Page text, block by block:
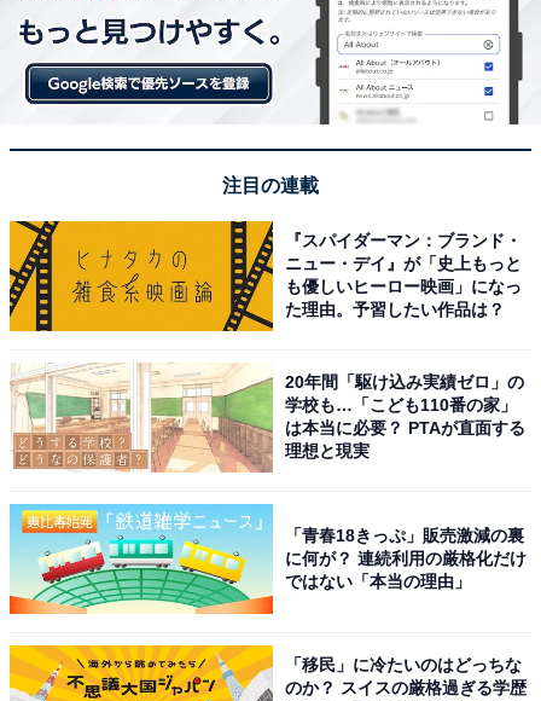
注目の連載
『スパイダーマン：ブランド・
ニュー・デイ』が「史上もっと
も優しいヒーロー映画」になっ
た理由。予習したい作品は？
20年間「駆け込み実績ゼロ」の
学校も…「こども110番の家」
は本当に必要？ PTAが直面する
理想と現実
「青春18きっぷ」販売激減の裏
に何が？ 連続利用の厳格化だけ
ではない「本当の理由」
「移民」に冷たいのはどっちな
のか？ スイスの厳格過ぎる学歴